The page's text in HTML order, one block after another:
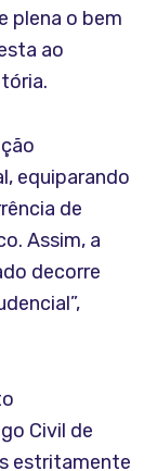
plena o bem
ao
equiparando
de
Assim, a
decorre
Civil de
estritamente